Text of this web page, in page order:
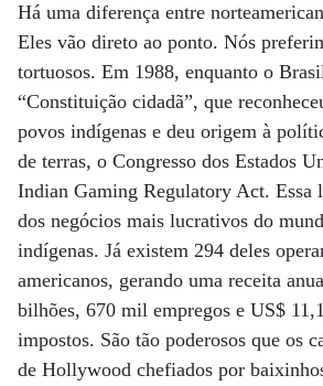
Há uma diferença entre
Eles vão direto ao ponto. Nós
tortuosos. Em 1988, enquanto o
“Constituição cidadã”, que
povos indígenas e deu origem à
de terras, o Congresso dos Estados
Indian Gaming Regulatory Act. Essa
dos negócios mais lucrativos do
indígenas. Já existem 294 deles
americanos, gerando uma receita
bilhões, 670 mil empregos e US$
impostos. São tão poderosos que os
de Hollywood chefiados por